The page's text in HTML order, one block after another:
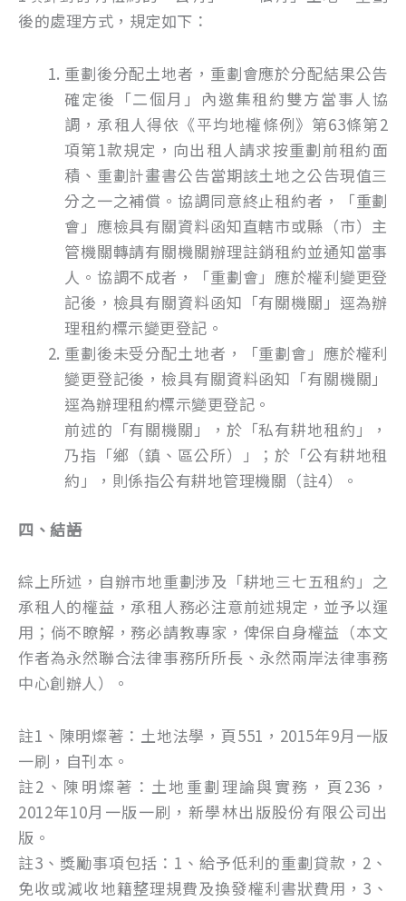
後的處理方式，規定如下：
重劃後分配土地者，重劃會應於分配結果公告
確定後「二個月」內邀集租約雙方當事人協
調，承租人得依《平均地權條例》第63條第2
項第1款規定，向出租人請求按重劃前租約面
積、重劃計畫書公告當期該土地之公告現值三
分之一之補償。協調同意終止租約者，「重劃
會」應檢具有關資料函知直轄市或縣（市）主
管機關轉請有關機關辦理註銷租約並通知當事
人。協調不成者，「重劃會」應於權利變更登
記後，檢具有關資料函知「有關機關」逕為辦
理租約標示變更登記。
重劃後未受分配土地者，「重劃會」應於權利
變更登記後，檢具有關資料函知「有關機關」
逕為辦理租約標示變更登記。
前述的「有關機關」，於「私有耕地租約」，
乃指「鄉（鎮、區公所）」；於「公有耕地租
約」，則係指公有耕地管理機關（註4）。
四、結語
綜上所述，自辦市地重劃涉及「耕地三七五租約」之
承租人的權益，承租人務必注意前述規定，並予以運
用；倘不瞭解，務必請教專家，俾保自身權益（本文
作者為永然聯合法律事務所所長、永然兩岸法律事務
中心創辦人）。
註1、陳明燦著：土地法學，頁551，2015年9月一版
一刷，自刊本。
註2、陳明燦著：土地重劃理論與實務，頁236，
2012年10月一版一刷，新學林出版股份有限公司出
版。
註3、獎勵事項包括：1、給予低利的重劃貸款，2、
免收或減收地籍整理規費及換發權利書狀費用，3、